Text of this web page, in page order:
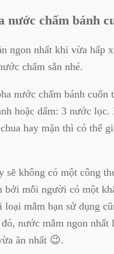
nước chấm bánh
ngon nhất khi vừa hấp
chấm sẵn nhé.
nước chấm bánh cuốn
hoặc dấm: 3 nước lọc.
hay mặn thì có thể
sẽ không có một công
bởi mỗi người có một
loại mắm bạn sử dụng
nước mắm ngon nhất
ăn nhất 😉.